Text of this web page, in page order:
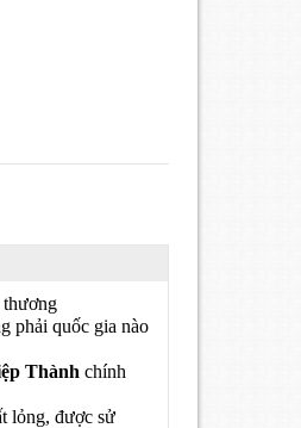
thương
phải quốc gia nào
Thành chính
lỏng, được sử